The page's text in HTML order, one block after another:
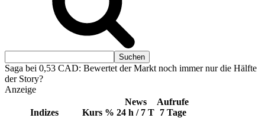
Saga bei 0,53 CAD: Bewertet der Markt noch immer nur die Hälfte
der Story?
Anzeige
Indizes Kurs %
News
24 h / 7 T
Aufrufe
7 Tage